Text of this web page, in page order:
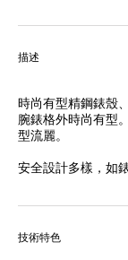
描述
時尚有型精鋼錶殼
腕錶格外時尚有型
型流麗。
安全設計多樣，如
轉錶圈上的18K金，
技術特色